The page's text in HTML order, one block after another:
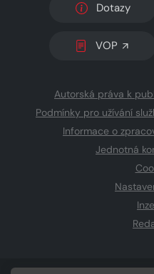
Dotazy
VOP
Autorská práva k
Podmínky pro užívání
Informace o
Jednotná